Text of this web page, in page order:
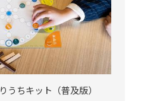
うちキット（普及版）